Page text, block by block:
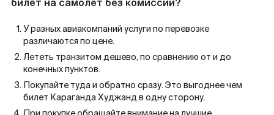
билет на самолет без комиссии?
У разных авиакомпаний услуги по перевозке
различаются по цене.
Лететь транзитом дешево, по сравнению от и до
конечных пунктов.
Покупайте туда и обратно сразу. Это выгоднее чем
билет Караганда Худжанд в одну сторону.